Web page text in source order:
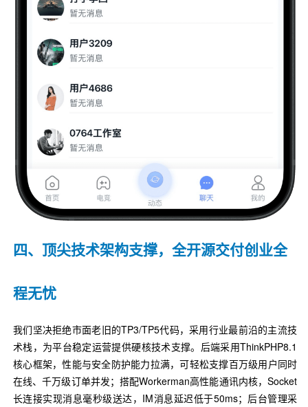
四、顶尖技术架构支撑，全开源交付创业全
程无忧
我们坚决拒绝市面老旧的TP3/TP5代码，采用行业最前沿的主流技
术栈，为平台稳定运营提供硬核技术支撑。后端采用ThinkPHP8.1
核心框架，性能与安全防护能力拉满，可轻松支撑百万级用户同时
在线、千万级订单并发；搭配Workerman高性能通讯内核，Socket
长连接实现消息毫秒级送达，IM消息延迟低于50ms；后台管理采